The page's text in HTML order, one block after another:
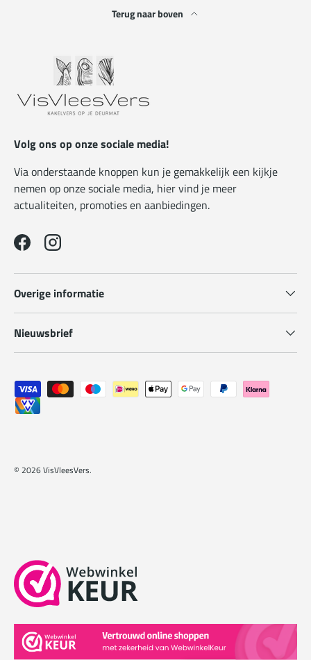
Terug naar boven
Volg ons op onze sociale media!
Via onderstaande knoppen kun je gemakkelijk een kijkje
nemen op onze sociale media, hier vind je meer
actualiteiten, promoties en aanbiedingen.
FacebookInstagram
Overige informatie
Nieuwsbrief
Geaccepteerde betaalmethoden
© 2026VisVleesVers.